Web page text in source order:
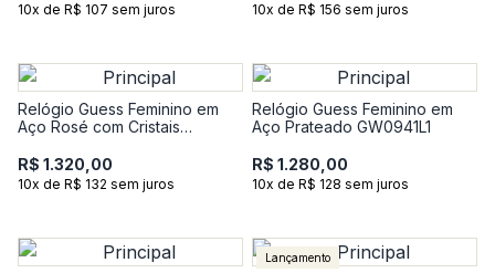
10x de R$ 107 sem juros 10x de R$ 156 sem juros
Relógio Guess Feminino em
Aço Rosé com Cristais
R$ 1.320,00
10x de R$ 132 sem juros
Relógio Guess Feminino em
Aço Prateado GW0941L1
R$ 1.280,00
10x de R$ 128 sem juros
Lançamento